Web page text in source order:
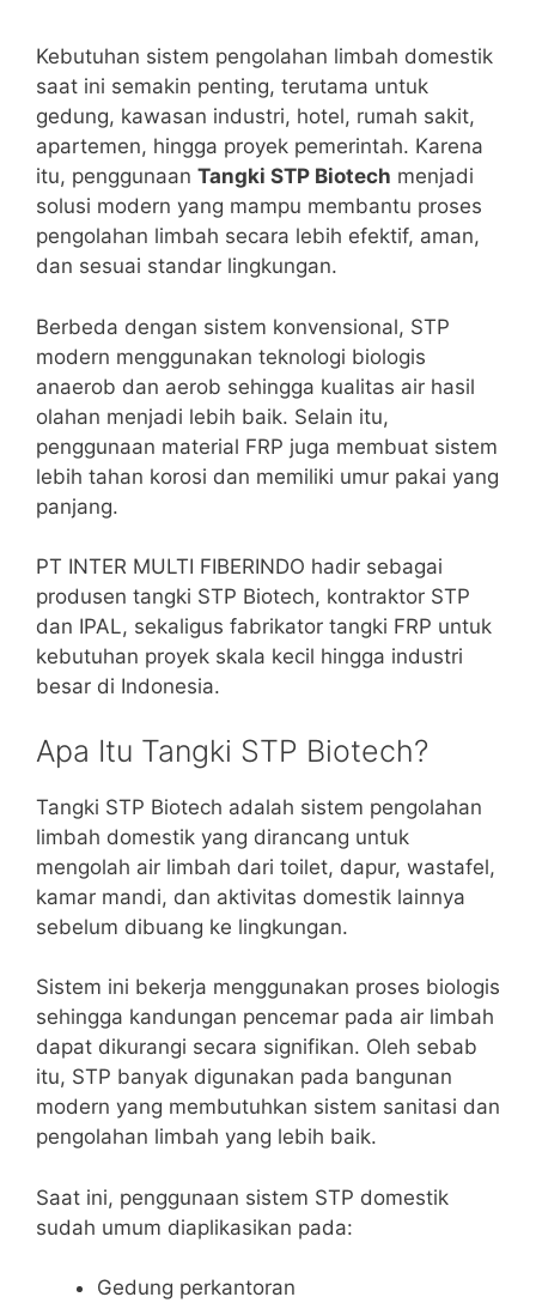
Kebutuhan sistem pengolahan limbah domestik
saat ini semakin penting, terutama untuk
gedung, kawasan industri, hotel, rumah sakit,
apartemen, hingga proyek pemerintah. Karena
itu, penggunaan Tangki STP Biotech menjadi
solusi modern yang mampu membantu proses
pengolahan limbah secara lebih efektif, aman,
dan sesuai standar lingkungan.
Berbeda dengan sistem konvensional, STP
modern menggunakan teknologi biologis
anaerob dan aerob sehingga kualitas air hasil
olahan menjadi lebih baik. Selain itu,
penggunaan material FRP juga membuat sistem
lebih tahan korosi dan memiliki umur pakai yang
panjang.
PT INTER MULTI FIBERINDO hadir sebagai
produsen tangki STP Biotech, kontraktor STP
dan IPAL, sekaligus fabrikator tangki FRP untuk
kebutuhan proyek skala kecil hingga industri
besar di Indonesia.
Apa Itu Tangki STP Biotech?
Tangki STP Biotech adalah sistem pengolahan
limbah domestik yang dirancang untuk
mengolah air limbah dari toilet, dapur, wastafel,
kamar mandi, dan aktivitas domestik lainnya
sebelum dibuang ke lingkungan.
Sistem ini bekerja menggunakan proses biologis
sehingga kandungan pencemar pada air limbah
dapat dikurangi secara signifikan. Oleh sebab
itu, STP banyak digunakan pada bangunan
modern yang membutuhkan sistem sanitasi dan
pengolahan limbah yang lebih baik.
Saat ini, penggunaan sistem STP domestik
sudah umum diaplikasikan pada:
Gedung perkantoran